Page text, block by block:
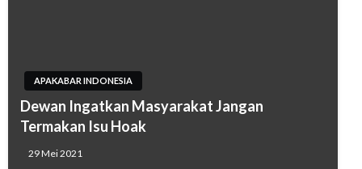
APAKABAR INDONESIA
Dewan Ingatkan Masyarakat Jangan
Termakan Isu Hoak
29 Mei 2021